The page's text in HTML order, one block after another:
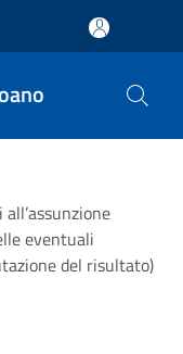
eventuali
del risultato)